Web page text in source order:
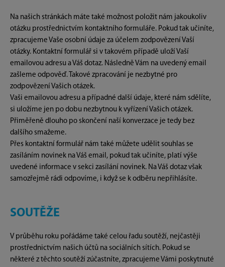
Na našich stránkách máte také možnost položit nám jakoukoliv
otázku prostřednictvím kontaktního formuláře. Pokud tak učiníte,
zpracujeme Vaše osobní údaje za účelem zodpovězení Vaší
otázky. Kontaktní formulář si v takovém případě uloží Vaší
emailovou adresu a Váš dotaz. Následně Vám na uvedený email
zašleme odpověď. Takové zpracování je nezbytné pro
zodpovězení Vašich otázek.
Vaši emailovou adresu a případné další údaje, které nám sdělíte,
si uložíme jen po dobu nezbytnou k vyřízení Vašich otázek.
Přiměřeně dlouho po skončení naší konverzace je tedy bez
dalšího smažeme.
Přes kontaktní formulář nám také můžete udělit souhlas se
zasíláním novinek na Váš email, pokud tak učiníte, platí výše
uvedené informace v sekci zasílání novinek. Na Váš dotaz však
samozřejmě rádi odpovíme, i když se k odběru nepřihlásíte.
SOUTĚŽE
V průběhu roku pořádáme také celou řadu soutěží, nejčastěji
prostřednictvím našich účtů na sociálních sítích. Pokud se
některé z těchto soutěží zúčastníte, zpracujeme Vámi poskytnuté